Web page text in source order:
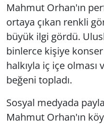
Mahmut Orhan'ın
ortaya çıkan renkli
büyük ilgi gördü.
binlerce kişiye
halkıyla iç içe olması
beğeni topladı.
Sosyal medyada
Mahmut Orhan'ın